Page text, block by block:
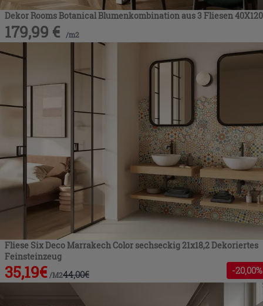
Dekor Rooms Botanical Blumenkombination aus 3 Fliesen 40X120
179,99 € /m2
Fliese Six Deco Marrakech Color sechseckig 21x18,2 Dekoriertes
Feinsteinzeug
35,19€ /M244,00€ -20,00%